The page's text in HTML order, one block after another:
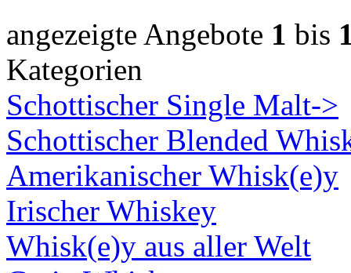
angezeigte Angebote 1 bis
Kategorien
Schottischer Single Malt->
Schottischer Blended
Amerikanischer Whisk(e)y
Irischer Whiskey
Whisk(e)y aus aller Welt